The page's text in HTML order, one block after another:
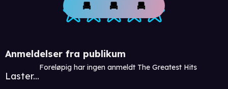
Anmeldelser fra publikum
Laster...
Foreløpig har ingen anmeldt The Greatest Hits